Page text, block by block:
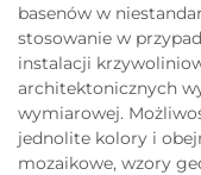
basenów w
stosowanie w
instalacji
architektonicznych
wymiarowej.
jednolite kolory i
mozaikowe, wzory